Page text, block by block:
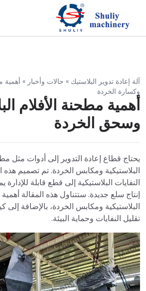
آلة إعادة تدوير البلاستيك » حالات وأخبار » أهمية
وكسارة الخردة
أهمية مطحنة الأفلام
وسحق الخردة
يحتاج قطاع إعادة التدوير إلى أدوات مثل
البلاستيكية ومكابس الخردة. تم تصميم
النفايات البلاستيكية إلى قطع قابلة
إنتاج سلع جديدة. ستتناول هذه المقالة
البلاستيكية ومكابس الخردة، بالإضافة إلى
تقليل النفايات وحماية البيئة.